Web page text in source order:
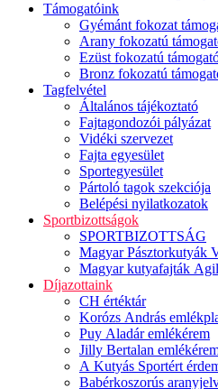
Támogatóink
Gyémánt fokozat
Arany fokozatú
Ezüst fokozatú
Bronz fokozatú
Tagfelvétel
Általános tájékoztató
Fajtagondozói pályázat
Vidéki szervezet
Fajta egyesület
Sportegyesület
Pártoló tagok szekciója
Belépési nyilatkozatok
Sportbizottságok
SPORTBIZOTTSÁG
Magyar Pásztorkutyák
Magyar kutyafajták
Díjazottaink
CH értéktár
Korózs András
Puy Aladár emlékérem
Jilly Bertalan
A Kutyás Sportért
Babérkoszorús